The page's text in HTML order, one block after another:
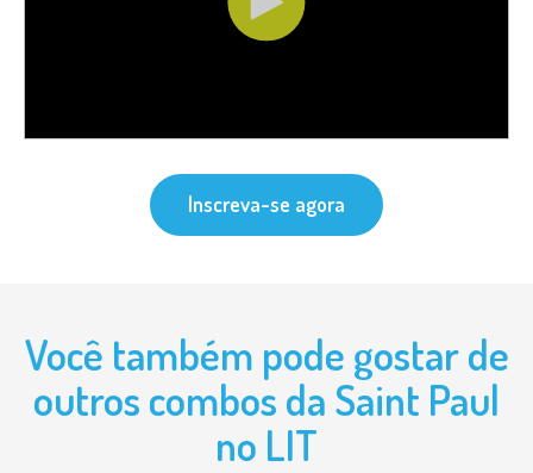
Inscreva-se agora
Você também pode gostar de
outros combos da Saint Paul
no LIT